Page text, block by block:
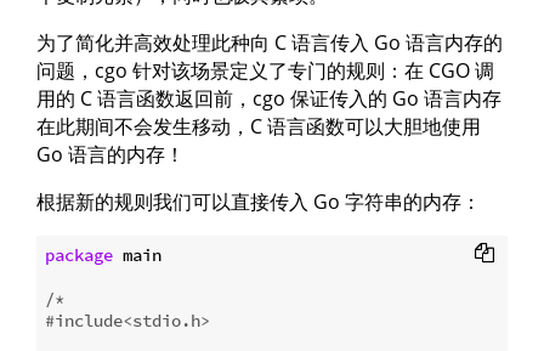
为了简化并高效处理此种向 C 语言传入 Go 语言内存的
问题，cgo 针对该场景定义了专门的规则：在 CGO 调
用的 C 语言函数返回前，cgo 保证传入的 Go 语言内存
在此期间不会发生移动，C 语言函数可以大胆地使用
Go 语言的内存！
根据新的规则我们可以直接传入 Go 字符串的内存：
package main
/*
#include<stdio.h>